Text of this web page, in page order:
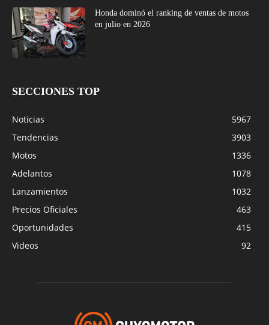
Honda dominó el ranking de ventas de motos
en julio en 2026
SECCIONES TOP
Noticias
5967
Tendencias
3903
Motos
1336
Adelantos
1078
Lanzamientos
1032
Precios Oficiales
463
Oportunidades
415
Videos
92